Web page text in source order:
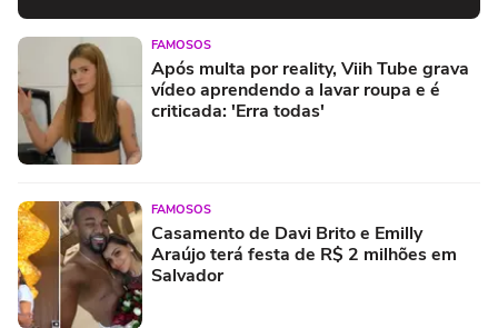
FAMOSOS
Após multa por reality, Viih Tube grava
vídeo aprendendo a lavar roupa e é
criticada: 'Erra todas'
FAMOSOS
Casamento de Davi Brito e Emilly
Araújo terá festa de R$ 2 milhões em
Salvador